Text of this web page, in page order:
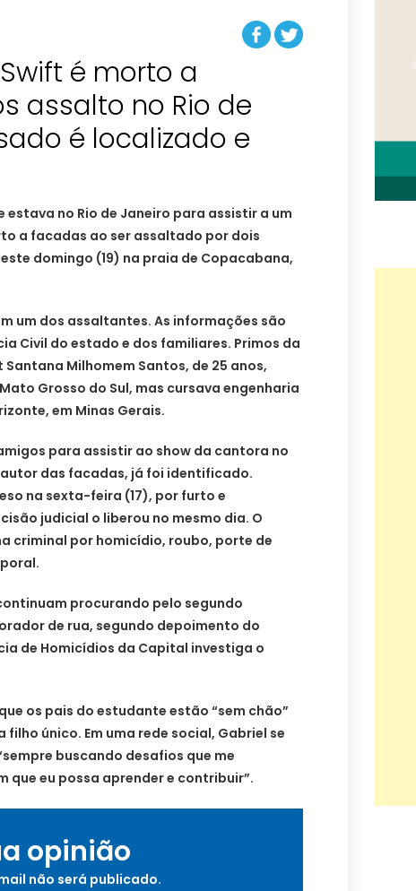
é morto a
assalto no Rio de
é localizado e
estava no Rio de Janeiro para assistir a um
a facadas ao ser assaltado por dois
domingo (19) na praia de Copacabana,
um dos assaltantes. As informações são
Civil do estado e dos familiares. Primos da
Milhomem Santos, de 25 anos,
Grosso do Sul, mas cursava engenharia
em Minas Gerais.
para assistir ao show da cantora no
autor das facadas, já foi identificado.
na sexta-feira (17), por furto e
judicial o liberou no mesmo dia. O
criminal por homicídio, roubo, porte de
procurando pelo segundo
de rua, segundo depoimento do
de Homicídios da Capital investiga o
os pais do estudante estão “sem chão”
único. Em uma rede social, Gabriel se
buscando desafios que me
que eu possa aprender e contribuir”.
opinião
não será publicado.